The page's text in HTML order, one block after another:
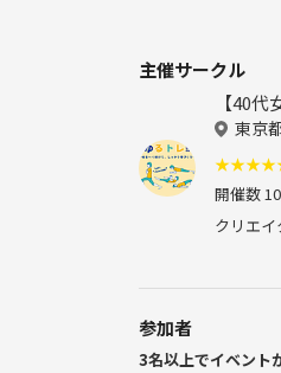
主催サークル
【40
東京
★★★★
開催数
クリエイ
参加者
3名以上でイベント